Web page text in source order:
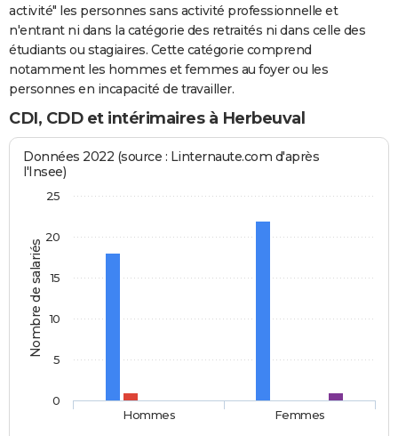
activité" les personnes sans activité professionnelle et
n'entrant ni dans la catégorie des retraités ni dans celle des
étudiants ou stagiaires. Cette catégorie comprend
notamment les hommes et femmes au foyer ou les
personnes en incapacité de travailler.
CDI, CDD et intérimaires à Herbeuval
Nombre de salariés
Données 2022 (source : Linternaute.com d'après
l'Insee)
Hommes Femmes
0
5
10
15
20
25